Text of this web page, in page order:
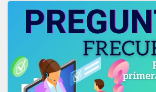
INFO_EVALUACION_COMITE_COMPRAS_LIC_002-2019.pdf
INFO_EVAL_COMITE_COMPRAS_LIC_001_2019.pdf
LICITACION_DE_OFEERAS_001-2019.pdf
LICITACION_DE_OFERTAS_002-2019.pdf
LICITACION_DE_OFERTAS_No_003-2019.PDF